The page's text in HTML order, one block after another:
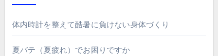
体内時計を整えて酷暑に負けない身体づくり
夏バテ（夏疲れ）でお困りですか